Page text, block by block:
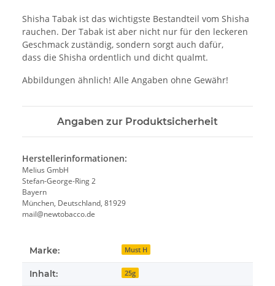
Shisha Tabak ist das wichtigste Bestandteil vom Shisha
rauchen. Der Tabak ist aber nicht nur für den leckeren
Geschmack zuständig, sondern sorgt auch dafür,
dass die Shisha ordentlich und dicht qualmt.
Abbildungen ähnlich! Alle Angaben ohne Gewähr!
Angaben zur Produktsicherheit
Herstellerinformationen:
Melius GmbH
Stefan-George-Ring 2
Bayern
München, Deutschland, 81929
mail@newtobacco.de
Marke: Must H
Inhalt: 25g